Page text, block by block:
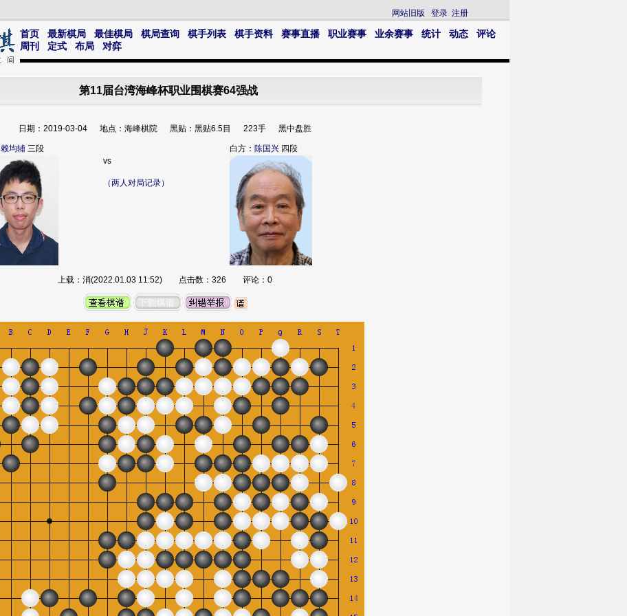
网站旧版 登录 注册
首页 最新棋局 最佳棋局 棋局查询 棋手列表 棋手资料 赛事直播 职业赛事 业余赛事 统计 动态
评论
周刊
定式 布局 对弈
第11届台湾海峰杯职业围棋赛64强战
日期：2019-03-04 地点：海峰棋院 黑贴：黑贴6.5目 223手 黑中盘胜
赖均辅 三段 白方： 陈国兴 四段
vs
（两人对局记录）
上载：消(2022.01.03 11:52) 点击数：326 评论：0